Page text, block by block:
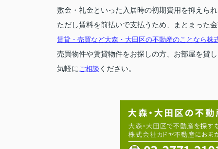
敷金・礼金といった入居時の初期費用を抑えら
ただし賃料を前払いで支払うため、まとまった
賃貸・売買など大森・大田区の不動産のことなら株
売買物件や賃貸物件をお探しの方、お部屋を貸
気軽に ご相談 ください。